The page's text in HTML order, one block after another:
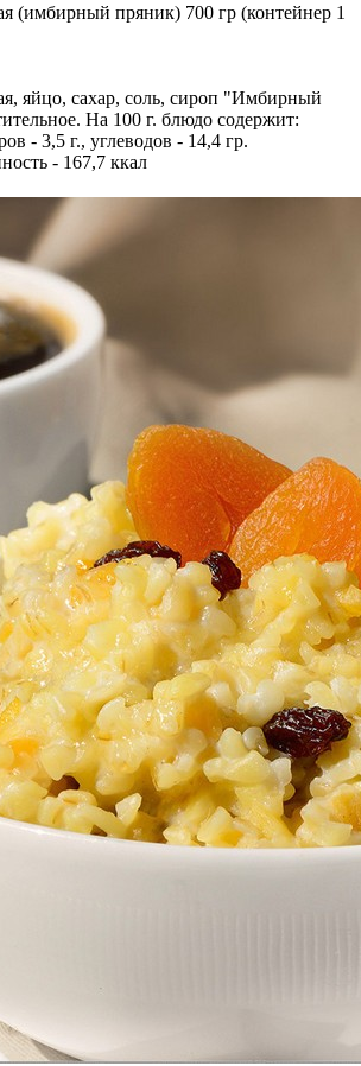
(имбирный пряник) 700 гр (контейнер 1
яйцо, сахар, соль, сироп "Имбирный
На 100 г. блюдо содержит:
- 3,5 г., углеводов - 14,4 гр.
- 167,7 ккал